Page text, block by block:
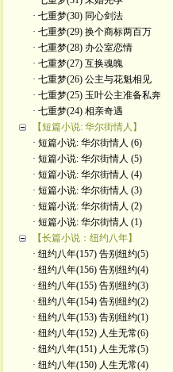
· 七重梦(30) 同心剑法
· 七重梦(29) 换个商标两百万
· 七重梦(28) 办公室恋情
· 七重梦(27) 互换魂魄
· 七重梦(26) 公主与花魁相见
· 七重梦(25) 玉叶公主准备私奔
· 七重梦(24) 相亲奇遇
【短篇小说: 华尔街情人】
· 短篇小说: 华尔街情人 (6)
· 短篇小说: 华尔街情人 (5)
· 短篇小说: 华尔街情人 (4)
· 短篇小说: 华尔街情人 (3)
· 短篇小说: 华尔街情人 (2)
· 短篇小说: 华尔街情人 (1)
【长篇小说：纽约八年】
· 纽约八年(157) 告别纽约(5)
· 纽约八年(156) 告别纽约(4)
· 纽约八年(155) 告别纽约(3)
· 纽约八年(154) 告别纽约(2)
· 纽约八年(153) 告别纽约(1)
· 纽约八年(152) 人生无常(6)
· 纽约八年(151) 人生无常(5)
· 纽约八年(150) 人生无常(4)